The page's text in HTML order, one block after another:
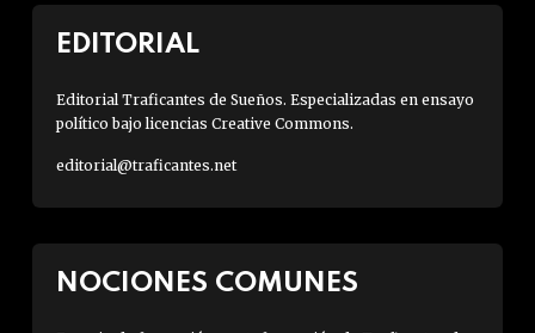
EDITORIAL
Editorial Traficantes de Sueños. Especializadas en ensayo
político bajo licencias Creative Commons.
editorial@traficantes.net
NOCIONES COMUNES